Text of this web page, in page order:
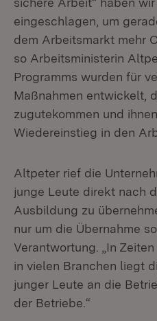
eingeschlagen, um
dem Arbeitsmarkt mehr
so Arbeitsministerin
Programms wurden für
Maßnahmen entwickelt,
zugutekommen und
Wiedereinstieg in den
Altpeter rief die
junge Leute direkt nach
Ausbildung zu
nur um die Übernahme
Verantwortung. „In
in vielen Branchen liegt
junger Leute an die
der Betriebe.“